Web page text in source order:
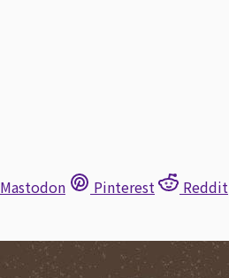
Mastodon Pinterest Reddit